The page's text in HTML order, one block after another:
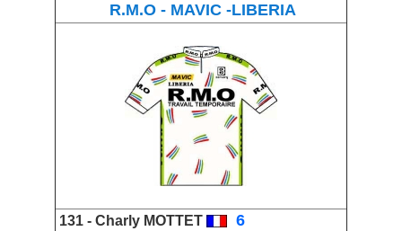
R.M.O - MAVIC -LIBERIA
131 - Charly MOTTET 6